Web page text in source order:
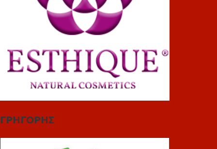
ΓΡΗΓΟΡΗΣ